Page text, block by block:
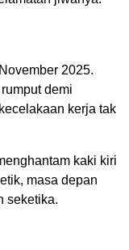
2025.
demi
kerja tak
kaki kiri
masa depan
seketika.